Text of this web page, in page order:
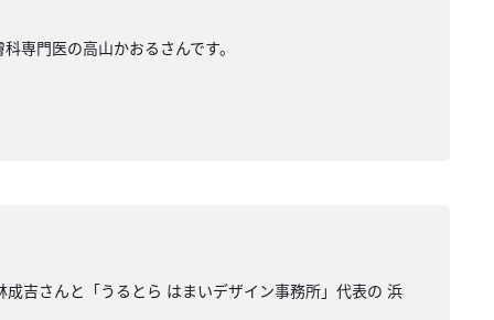
専門医の高山かおるさんです。
吉さんと「うるとら はまいデザイン事務所」代表の 浜